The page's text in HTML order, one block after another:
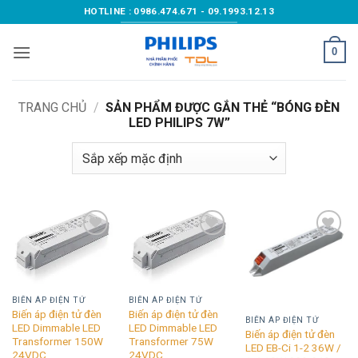
qua
nội
HOTLINE : 0986.474.671 - 09.1993.12.13
0
TRANG CHỦ / SẢN PHẨM ĐƯỢC GẮN THẺ “BÓNG ĐÈN
LED PHILIPS 7W”
Add to
BIẾN ÁP ĐIỆN TỬ
Biến áp điện tử đèn
LED Dimmable LED
Transformer 150W
24VDC
Add to
BIẾN ÁP ĐIỆN TỬ
Biến áp điện tử đèn
LED Dimmable LED
Transformer 75W
24VDC
Add to
wishlist
BIẾN ÁP ĐIỆN TỬ
Biến áp điện tử đèn
LED EB-Ci 1-2 36W /